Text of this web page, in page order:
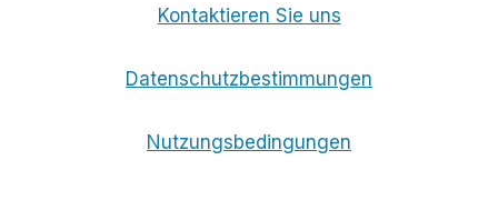
Kontaktieren Sie uns
Datenschutzbestimmungen
Nutzungsbedingungen